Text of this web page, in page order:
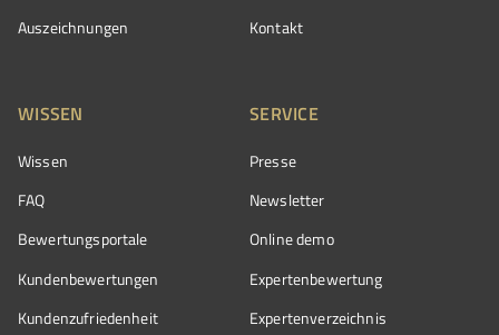
Auszeichnungen
Kontakt
WISSEN
Wissen
FAQ
Bewertungsportale
Kundenbewertungen
Kundenzufriedenheit
SERVICE
Presse
Newsletter
Online demo
Expertenbewertung
Expertenverzeichnis